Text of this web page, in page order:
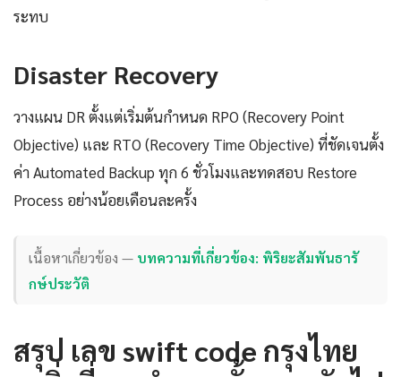
ระทบ
Disaster Recovery
วางแผน DR ตั้งแต่เริ่มต้นกำหนด RPO (Recovery Point
Objective) และ RTO (Recovery Time Objective) ที่ชัดเจนตั้ง
ค่า Automated Backup ทุก 6 ชั่วโมงและทดสอบ Restore
Process อย่างน้อยเดือนละครั้ง
เนื้อหาเกี่ยวข้อง — บทความที่เกี่ยวข้อง: พิริยะสัมพันธารั
กษ์ประวัติ
สรุป เลข swift code กรุงไทย